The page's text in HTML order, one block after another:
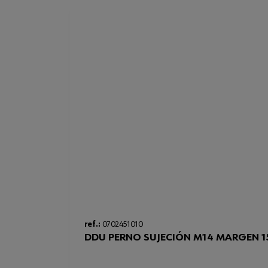
ref.: 0702451010
DDU PERNO SUJECIÓN M14 MARGEN